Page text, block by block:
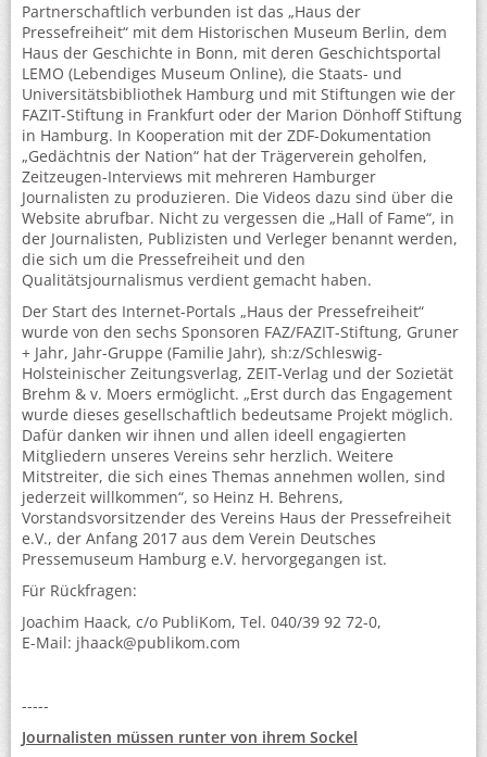
Partnerschaftlich verbunden ist das „Haus der
Pressefreiheit“ mit dem Historischen Museum Berlin, dem
Haus der Geschichte in Bonn, mit deren Geschichtsportal
LEMO (Lebendiges Museum Online), die Staats- und
Universitätsbibliothek Hamburg und mit Stiftungen wie der
FAZIT-Stiftung in Frankfurt oder der Marion Dönhoff Stiftung
in Hamburg. In Kooperation mit der ZDF-Dokumentation
„Gedächtnis der Nation“ hat der Trägerverein geholfen,
Zeitzeugen-Interviews mit mehreren Hamburger
Journalisten zu produzieren. Die Videos dazu sind über die
Website abrufbar. Nicht zu vergessen die „Hall of Fame“, in
der Journalisten, Publizisten und Verleger benannt werden,
die sich um die Pressefreiheit und den
Qualitätsjournalismus verdient gemacht haben.
Der Start des Internet-Portals „Haus der Pressefreiheit“
wurde von den sechs Sponsoren FAZ/FAZIT-Stiftung, Gruner
+ Jahr, Jahr-Gruppe (Familie Jahr), sh:z/Schleswig-
Holsteinischer Zeitungsverlag, ZEIT-Verlag und der Sozietät
Brehm & v. Moers ermöglicht. „Erst durch das Engagement
wurde dieses gesellschaftlich bedeutsame Projekt möglich.
Dafür danken wir ihnen und allen ideell engagierten
Mitgliedern unseres Vereins sehr herzlich. Weitere
Mitstreiter, die sich eines Themas annehmen wollen, sind
jederzeit willkommen“, so Heinz H. Behrens,
Vorstandsvorsitzender des Vereins Haus der Pressefreiheit
e.V., der Anfang 2017 aus dem Verein Deutsches
Pressemuseum Hamburg e.V. hervorgegangen ist.
Für Rückfragen:
Joachim Haack, c/o PubliKom, Tel. 040/39 92 72-0,
E-Mail: jhaack@publikom.com
-----
Journalisten müssen runter von ihrem Sockel